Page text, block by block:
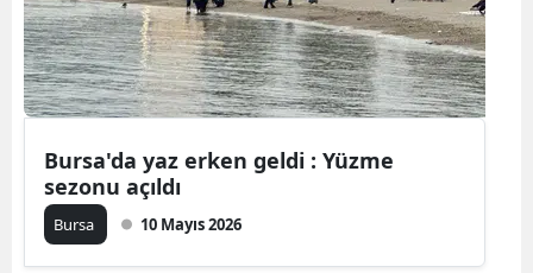
Hakkari
Hatay
Isparta
Bursa'da yaz erken geldi : Yüzme
sezonu açıldı
Bursa 10 Mayıs 2026